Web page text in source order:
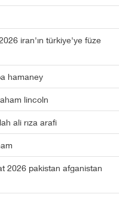
iran'ın türkiye'ye füze
hamaney
lincoln
ali rıza arafi
2026 pakistan afganistan